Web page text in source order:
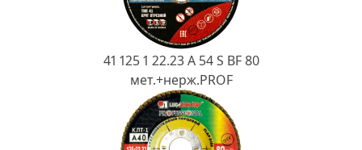
41 125 1 22.23 A 54 S BF 80
мет.+нерж.PROF